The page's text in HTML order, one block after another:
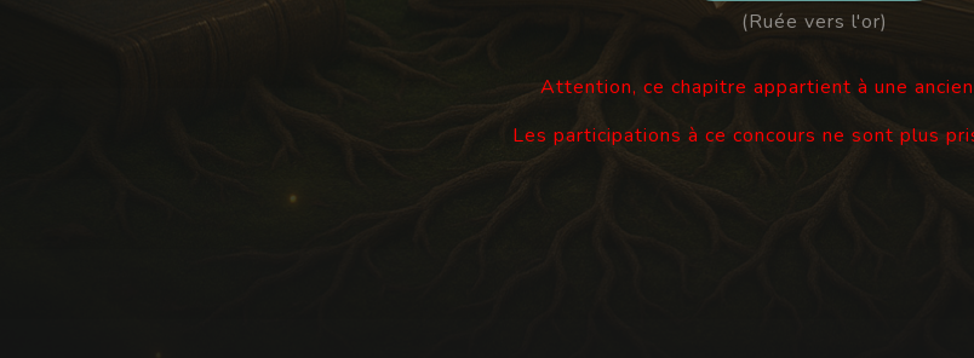
(Ruée vers l'or)
Attention, ce chapitre appartient à une
Les participations à ce concours ne sont plus